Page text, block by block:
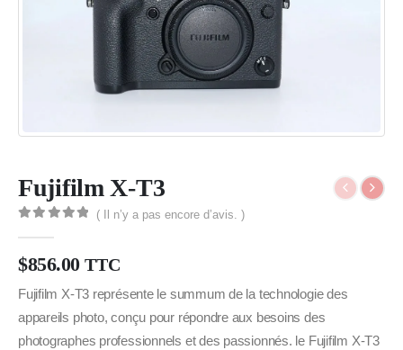
Fujifilm X-T3
( Il n’y a pas encore d’avis. )
$856.00 TTC
Fujifilm X-T3 représente le summum de la technologie des
appareils photo, conçu pour répondre aux besoins des
photographes professionnels et des passionnés. le Fujifilm X-T3